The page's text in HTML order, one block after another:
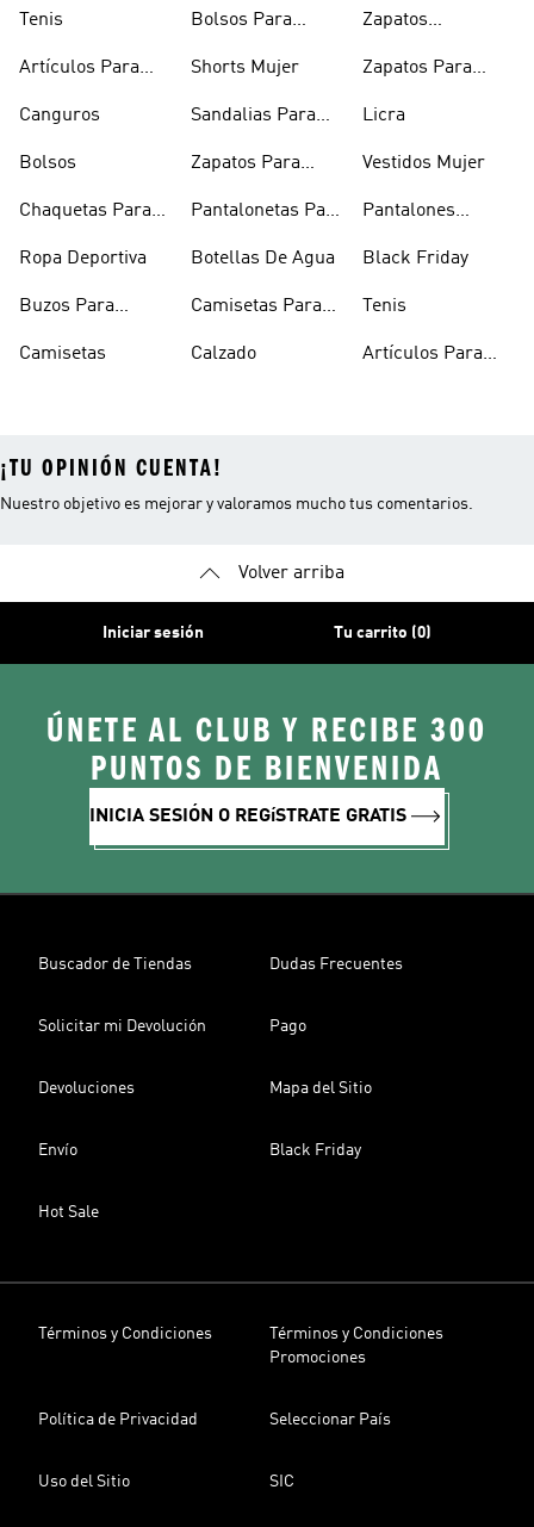
Tenis
Artículos Para
Canguros
Bolsos
Chaquetas Para
Ropa Deportiva
Buzos Para
Camisetas
Bolsos Para
Shorts Mujer
Sandalias Para
Zapatos Para
Pantalonetas Para
Botellas De Agua
Camisetas Para
Calzado
Zapatos
Zapatos Para
Licra
Vestidos Mujer
Pantalones
Black Friday
Tenis
Artículos Para
¡TU OPINIÓN CUENTA!
Nuestro objetivo es mejorar y valoramos mucho tus comentarios.
Volver arriba
Iniciar sesión Tu carrito (0)
ÚNETE AL CLUB Y RECIBE 300
PUNTOS DE BIENVENIDA
INICIA SESIÓN O REGíSTRATE GRATIS
Buscador de Tiendas Dudas Frecuentes
Solicitar mi Devolución Pago
Devoluciones Mapa del Sitio
Envío Black Friday
Hot Sale
Términos y Condiciones
Términos y Condiciones
Promociones
Política de Privacidad Seleccionar País
Uso del Sitio SIC